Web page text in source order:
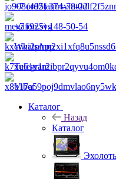
+7 (495) 374-78-22
+7 (925) 148-50-54
WhatsApp
Telegram
Viber
Каталог
Назад
Каталог